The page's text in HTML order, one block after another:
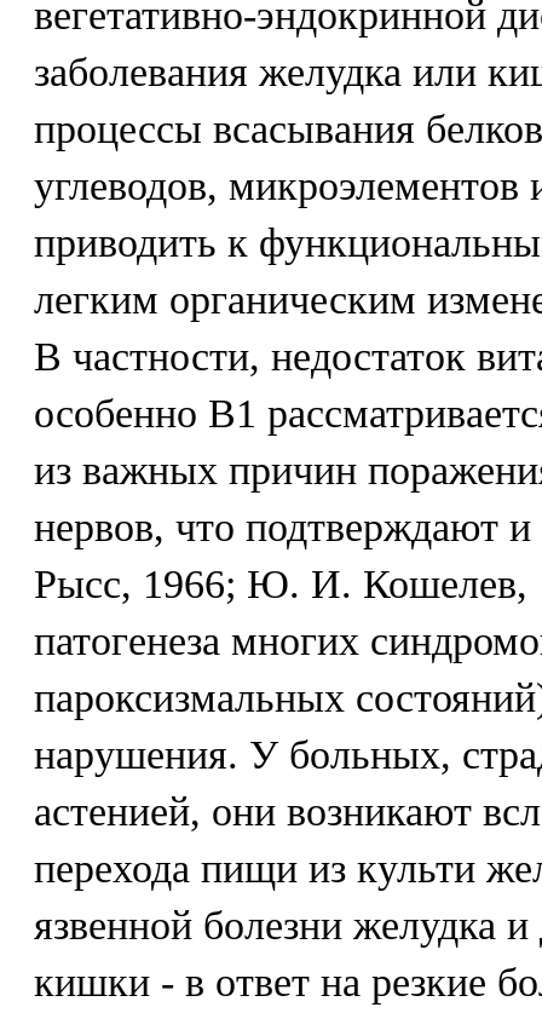
вегетативно-эндокринной
заболевания желудка или
процессы всасывания
углеводов, микроэлементов
приводить к
легким органическим
В частности, недостаток
особенно В1
из важных причин
нервов, что подтверждают
Рысс, 1966; Ю. И. Кошелев,
патогенеза многих
пароксизмальных
нарушения. У больных,
астенией, они возникают
перехода пищи из культи
язвенной болезни желудка
кишки - в ответ на резкие